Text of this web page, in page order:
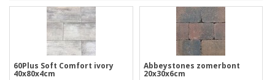
60Plus Soft Comfort ivory
40x80x4cm
Abbeystones zomerbont
20x30x6cm